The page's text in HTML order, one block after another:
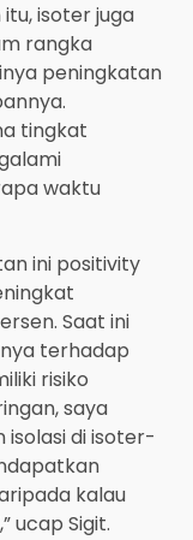
isoter juga
rangka
peningkatan
tingkat
waktu
ini positivity
Saat ini
terhadap
risiko
saya
di isoter-
kalau
ucap Sigit.